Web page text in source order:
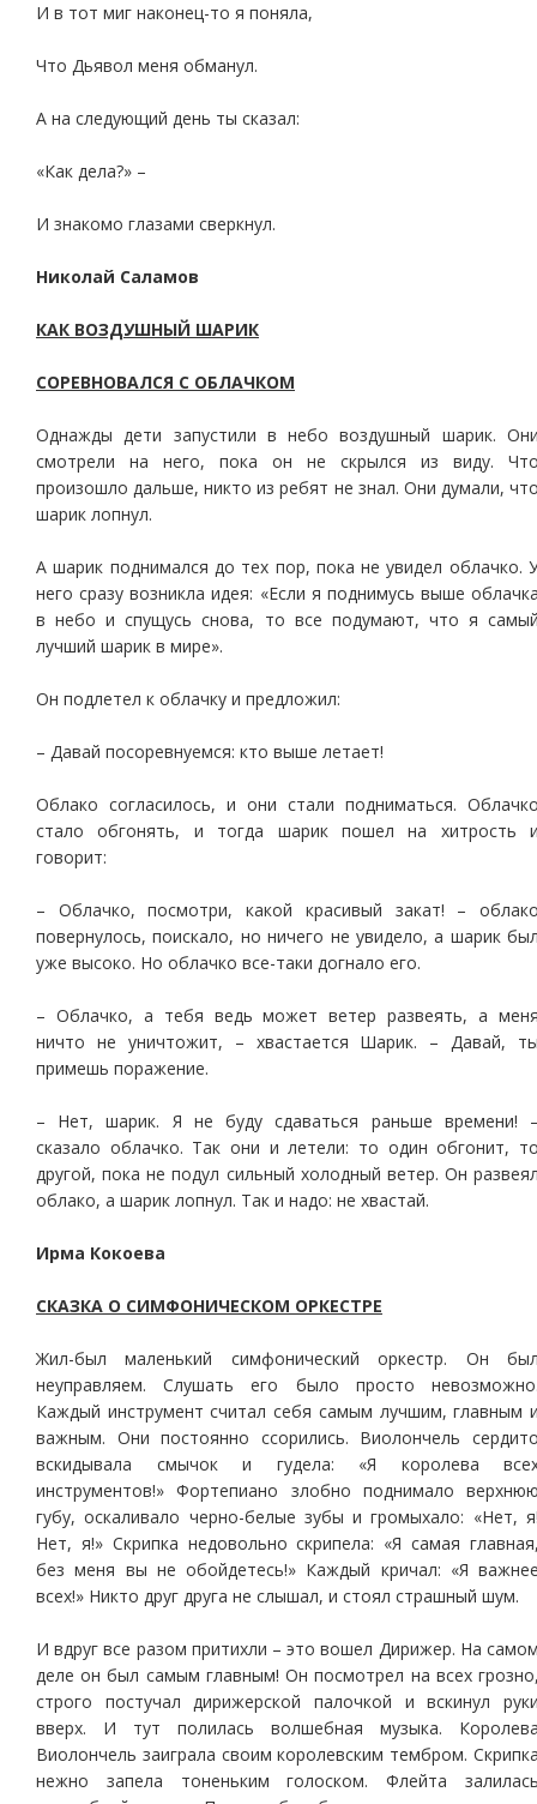
И в тот миг наконец-то я поняла,
Что Дьявол меня обманул.
А на следующий день ты сказал:
«Как дела?» –
И знакомо глазами сверкнул.
Николай Саламов
КАК ВОЗДУШНЫЙ ШАРИК
СОРЕВНОВАЛСЯ С ОБЛАЧКОМ
Однажды дети запустили в небо воздушный шарик.
смотрели на него, пока он не скрылся из виду.
произошло дальше, никто из ребят не знал. Они думали,
шарик лопнул.
А шарик поднимался до тех пор, пока не увидел облачко.
него сразу возникла идея: «Если я поднимусь выше
в небо и спущусь снова, то все подумают, что я
лучший шарик в мире».
Он подлетел к облачку и предложил:
– Давай посоревнуемся: кто выше летает!
Облако согласилось, и они стали подниматься.
стало обгонять, и тогда шарик пошел на хитрость
говорит:
– Облачко, посмотри, какой красивый закат! –
повернулось, поискало, но ничего не увидело, а шарик
уже высоко. Но облачко все-таки догнало его.
– Облачко, а тебя ведь может ветер развеять, а
ничто не уничтожит, – хвастается Шарик. – Давай,
примешь поражение.
– Нет, шарик. Я не буду сдаваться раньше времени!
сказало облачко. Так они и летели: то один обгонит,
другой, пока не подул сильный холодный ветер. Он
облако, а шарик лопнул. Так и надо: не хвастай.
Ирма Кокоева
СКАЗКА О СИМФОНИЧЕСКОМ ОРКЕСТРЕ
Жил-был маленький симфонический оркестр. Он
неуправляем. Слушать его было просто
Каждый инструмент считал себя самым лучшим, главным
важным. Они постоянно ссорились. Виолончель
вскидывала смычок и гудела: «Я королева
инструментов!» Фортепиано злобно поднимало
губу, оскаливало черно-белые зубы и громыхало: «Нет,
Нет, я!» Скрипка недовольно скрипела: «Я самая
без меня вы не обойдетесь!» Каждый кричал: «Я
всех!» Никто друг друга не слышал, и стоял страшный шум.
И вдруг все разом притихли – это вошел Дирижер. На
деле он был самым главным! Он посмотрел на всех
строго постучал дирижерской палочкой и вскинул
вверх. И тут полилась волшебная музыка.
Виолончель заиграла своим королевским тембром.
нежно запела тоненьким голоском. Флейта